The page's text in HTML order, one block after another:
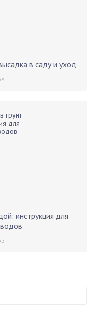
в саду и уход
инструкция для